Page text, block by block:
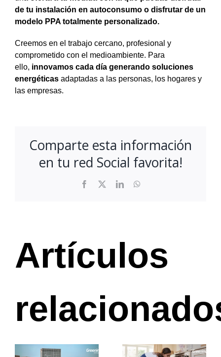
de tu instalación en autoconsumo o disfrutar de un
modelo PPA totalmente personalizado.
Creemos en el trabajo cercano, profesional y
comprometido con el medioambiente. Para
ello, innovamos cada día generando soluciones
energéticas adaptadas a las personas, los hogares y
las empresas.
Comparte esta información
en tu red Social favorita!
Facebook LinkedIn
Artículos